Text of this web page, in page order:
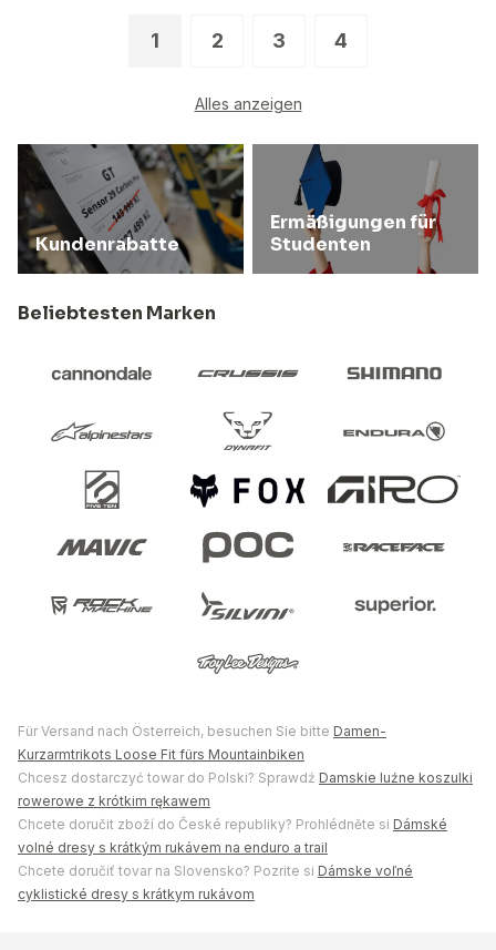
1 2 3 4
Alles anzeigen
Kundenrabatte
Ermäßigungen für
Studenten
Beliebtesten Marken
Für Versand nach Österreich, besuchen Sie bitte Damen-
Kurzarmtrikots Loose Fit fürs Mountainbiken
Chcesz dostarczyć towar do Polski? Sprawdź Damskie luźne koszulki
rowerowe z krótkim rękawem
Chcete doručit zboží do České republiky? Prohlédněte si Dámské
volné dresy s krátkým rukávem na enduro a trail
Chcete doručiť tovar na Slovensko? Pozrite si Dámske voľné
cyklistické dresy s krátkym rukávom